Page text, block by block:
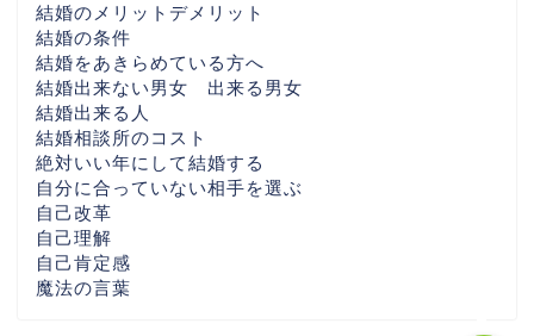
結婚のメリットデメリット
結婚の条件
結婚をあきらめている方へ
結婚出来ない男女 出来る男女
結婚出来る人
結婚相談所のコスト
絶対いい年にして結婚する
自分に合っていない相手を選ぶ
自己改革
自己理解
自己肯定感
魔法の言葉
各地域別婚活ぺージ・AI